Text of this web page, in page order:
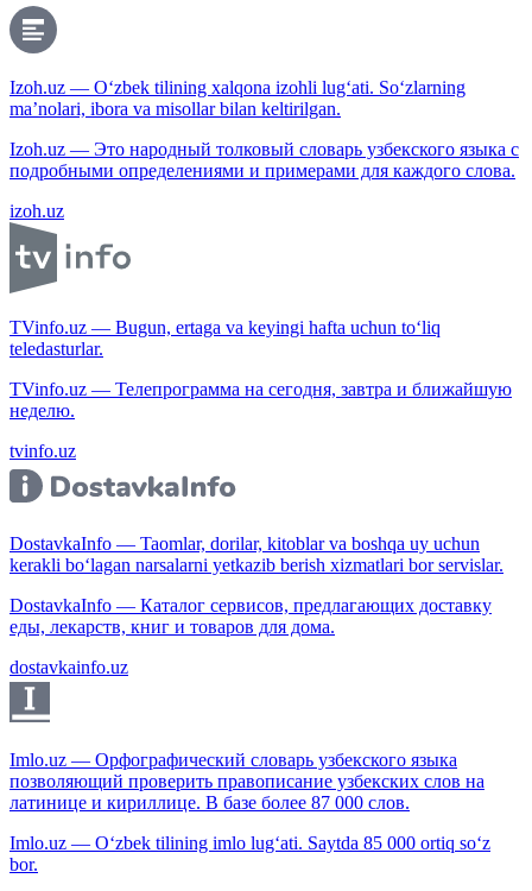
Izoh.uz — O‘zbek tilining xalqona izohli lug‘ati. So‘zlarning
ma’nolari, ibora va misollar bilan keltirilgan.
Izoh.uz — Это народный толковый словарь узбекского языка с
подробными определениями и примерами для каждого слова.
izoh.uz
TVinfo.uz — Bugun, ertaga va keyingi hafta uchun to‘liq
teledasturlar.
TVinfo.uz — Телепрограмма на сегодня, завтра и ближайшую
неделю.
tvinfo.uz
DostavkaInfo — Taomlar, dorilar, kitoblar va boshqa uy uchun
kerakli bo‘lagan narsalarni yetkazib berish xizmatlari bor servislar.
DostavkaInfo — Каталог сервисов, предлагающих доставку
еды, лекарств, книг и товаров для дома.
dostavkainfo.uz
Imlo.uz — Орфографический словарь узбекского языка
позволяющий проверить правописание узбекских слов на
латинице и кириллице. В базе более 87 000 слов.
Imlo.uz — O‘zbek tilining imlo lug‘ati. Saytda 85 000 ortiq so‘z
bor.